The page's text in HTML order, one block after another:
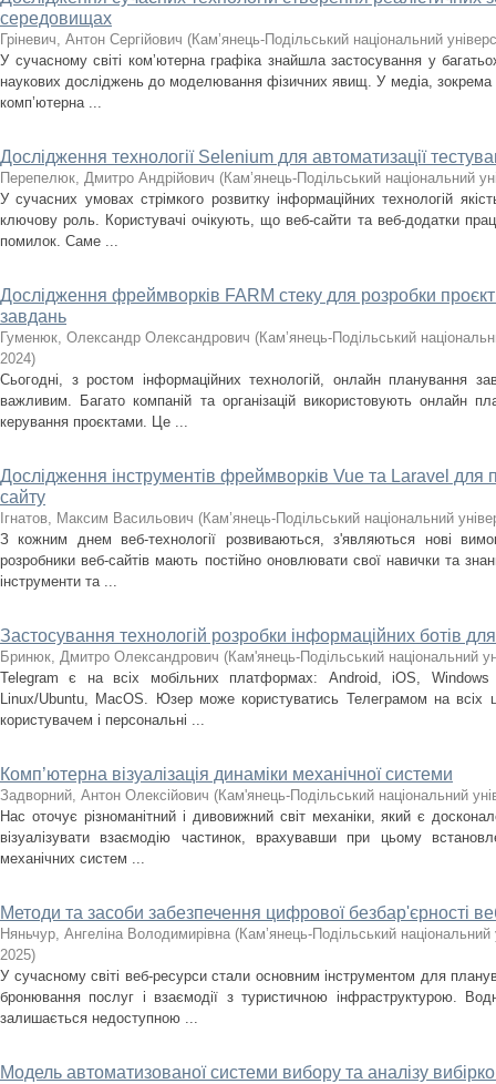
середовищах
Гріневич, Антон Сергійович (Кам’янець-Подільський національний
У сучасному світі комʼютерна графіка знайшла застосування у
наукових досліджень до моделювання фізичних явищ. У медіа, зокрема у
комп’ютерна ...
Дослідження технології Selenium для автоматизації
Перепелюк, Дмитро Андрійович (Кам’янець-Подільський національний
У сучасних умовах стрімкого розвитку інформаційних технологій
ключову роль. Користувачі очікують, що веб-сайти та веб-додатки
помилок. Саме ...
Дослідження фреймворків FARM стеку для розробки
завдань
Гуменюк, Олександр Олександрович (Кам’янець-Подільський
2024)
Сьогодні, з ростом інформаційних технологій, онлайн планування
важливим. Багато компаній та організацій використовують онлайн
керування проєктами. Це ...
Дослідження інструментів фреймворків Vue та Laravel для
сайту
Ігнатов, Максим Васильович (Кам’янець-Подільський національний
З кожним днем веб-технології розвиваються, з'являються нові
розробники веб-сайтів мають постійно оновлювати свої навички та
інструменти та ...
Застосування технологій розробки інформаційних ботів
Бринюк, Дмитро Олександрович (Кам'янець-Подільський національний
Telegram є на всіх мобільних платформах: Android, iOS,
Linux/Ubuntu, MacOS. Юзер може користуватись Телеграмом на всіх
користувачем і персональні ...
Комп’ютерна візуалізація динаміки механічної системи
Задворний, Антон Олексійович (Кам'янець-Подільський національний
Нас оточує різноманітний і дивовижний світ механіки, який є
візуалізувати взаємодію частинок, врахувавши при цьому
механічних систем ...
Методи та засоби забезпечення цифрової безбар'єрності
Няньчур, Ангеліна Володимирівна (Кам’янець-Подільський національний
2025)
У сучасному світі веб-ресурси стали основним інструментом для
бронювання послуг і взаємодії з туристичною інфраструктурою.
залишається недоступною ...
Модель автоматизованої системи вибору та аналізу